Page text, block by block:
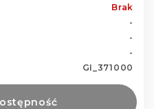
Brak
-
-
-
GI_371000